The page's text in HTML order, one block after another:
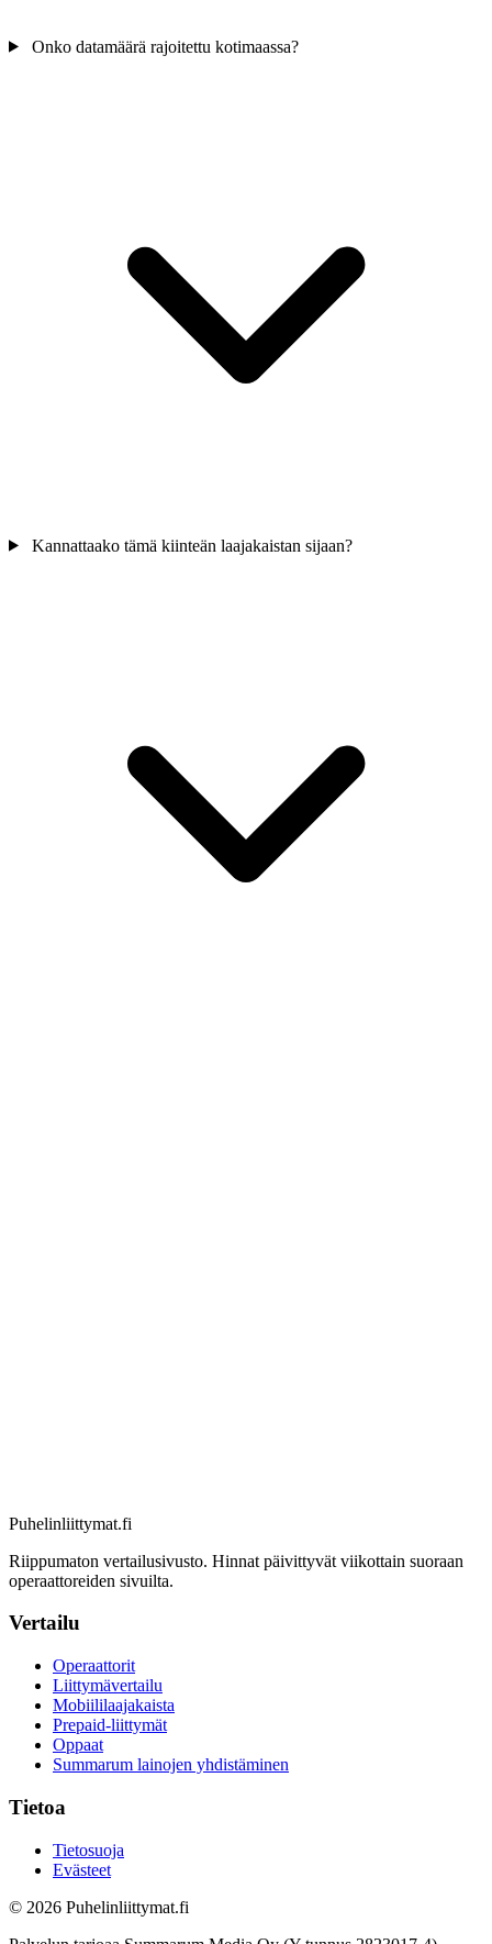
Onko datamäärä rajoitettu kotimaassa?
Kannattaako tämä kiinteän laajakaistan sijaan?
Puhelinliittymat.fi
Riippumaton vertailusivusto. Hinnat päivittyvät viikottain suoraan
operaattoreiden sivuilta.
Vertailu
Operaattorit
Liittymävertailu
Mobiililaajakaista
Prepaid-liittymät
Oppaat
Summarum lainojen yhdistäminen
Tietoa
Tietosuoja
Evästeet
© 2026 Puhelinliittymat.fi